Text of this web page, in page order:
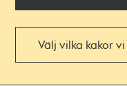
Välj vilka kakor